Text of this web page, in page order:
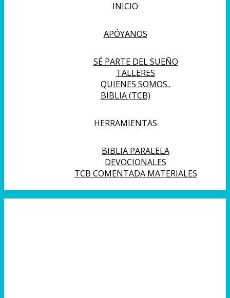
INICIO
APÓYANOS
SÉ PARTE DEL SUEÑO
TALLERES
QUIENES SOMOS..
BIBLIA (TCB)
HERRAMIENTAS
BIBLIA PARALELA
DEVOCIONALES
TCB COMENTADA MATERIALES